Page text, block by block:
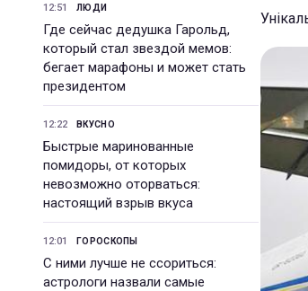
12:51 ЛЮДИ
Где сейчас дедушка Гарольд,
который стал звездой мемов:
бегает марафоны и может стать
президентом
12:22 ВКУСНО
Быстрые маринованные
помидоры, от которых
невозможно оторваться:
настоящий взрыв вкуса
12:01 ГОРОСКОПЫ
С ними лучше не ссориться:
астрологи назвали самые